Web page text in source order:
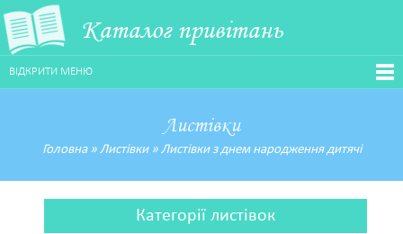
Каталог привітань
ВІДКРИТИ МЕНЮ
Листівки
Головна» Листівки» Листівки з днем народження дитячі
Категорії листівок